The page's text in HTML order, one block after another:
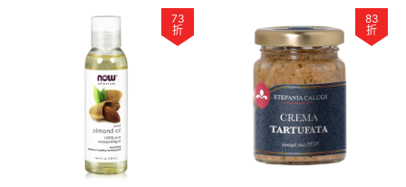
73
折
83
折